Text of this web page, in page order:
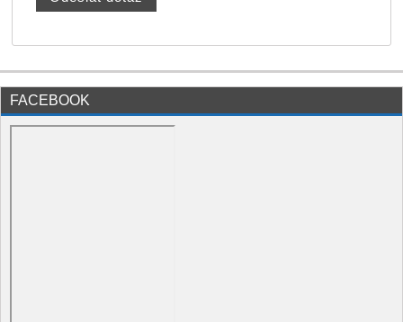
FACEBOOK